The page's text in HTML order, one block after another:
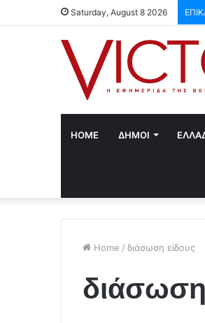
Saturday, August 8 2026
HOME ΔΗΜΟΙ
Home / διάσωση είδους
διάσωση